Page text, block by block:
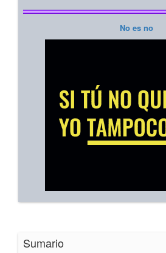
No es no
Sumario